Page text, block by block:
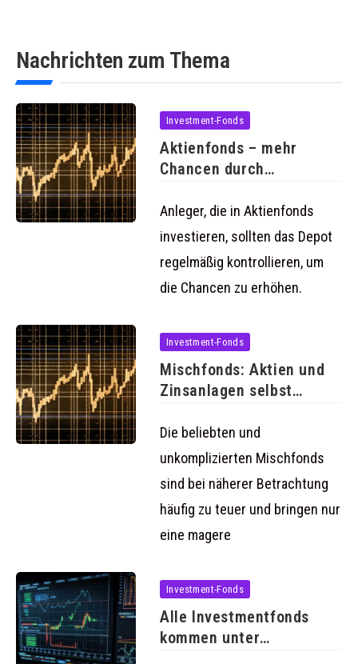
Nachrichten zum Thema
Investment-Fonds
Aktienfonds – mehr
Chancen durch
des
Anleger, die in Aktienfonds
investieren, sollten das Depot
regelmäßig kontrollieren, um
die Chancen zu erhöhen.
Investment-Fonds
Mischfonds: Aktien und
Zinsanlagen selbst
Die beliebten und
unkomplizierten Mischfonds
sind bei näherer Betrachtung
häufig zu teuer und bringen nur
eine magere
Investment-Fonds
Alle Investmentfonds
kommen unter